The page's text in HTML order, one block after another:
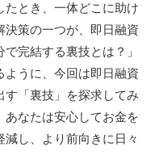
たとき、一体どこに助け
決策の一つが、即日融資
完結する裏技とは？」
ように、今回は即日融資
す「裏技」を探求してみ
あなたは安心してお金を
し、より前向きに日々